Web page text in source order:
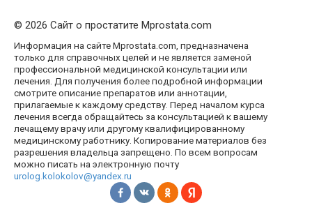
© 2026 Сайт о простатите Mprostata.com
Информация на сайте Mprostata.com, предназначена
только для справочных целей и не является заменой
профессиональной медицинской консультации или
лечения. Для получения более подробной информации
смотрите описание препаратов или аннотации,
прилагаемые к каждому средству. Перед началом курса
лечения всегда обращайтесь за консультацией к вашему
лечащему врачу или другому квалифицированному
медицинскому работнику. Копирование материалов без
разрешения владельца запрещено. По всем вопросам
можно писать на электронную почту
urolog.kolokolov@yandex.ru